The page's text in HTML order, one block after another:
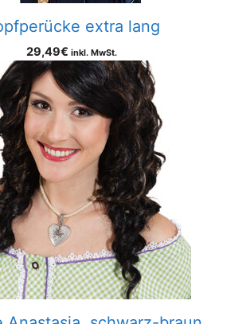
extra lang
29,49€ inkl. MwSt.